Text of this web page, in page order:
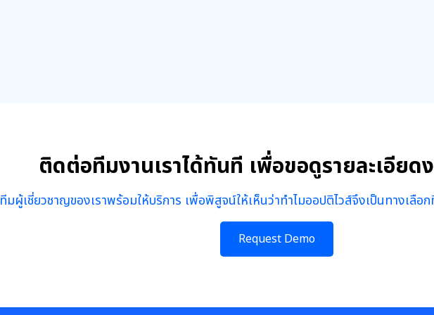
ติดต่อทีมงานเราได้ทันที เพื่อขอดูรายละเอียด
ทีมผู้เชี่ยวชาญของเราพร้อมให้บริการ เพื่อพิสูจน์ให้เห็นว่าทำไมออปติไวส์จึงเป็นทางเลื
Request Demo